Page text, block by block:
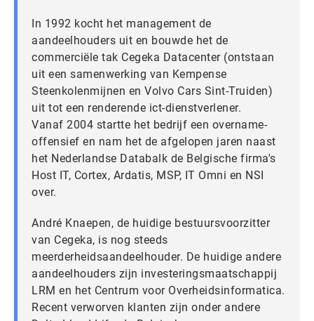
In 1992 kocht het management de
aandeelhouders uit en bouwde het de
commerciële tak Cegeka Datacenter (ontstaan
uit een samenwerking van Kempense
Steenkolenmijnen en Volvo Cars Sint-Truiden)
uit tot een renderende ict-dienstverlener.
Vanaf 2004 startte het bedrijf een overname-
offensief en nam het de afgelopen jaren naast
het Nederlandse Databalk de Belgische firma's
Host IT, Cortex, Ardatis, MSP, IT Omni en NSI
over.
André Knaepen, de huidige bestuursvoorzitter
van Cegeka, is nog steeds
meerderheidsaandeelhouder. De huidige andere
aandeelhouders zijn investeringsmaatschappij
LRM en het Centrum voor Overheidsinformatica.
Recent verworven klanten zijn onder andere